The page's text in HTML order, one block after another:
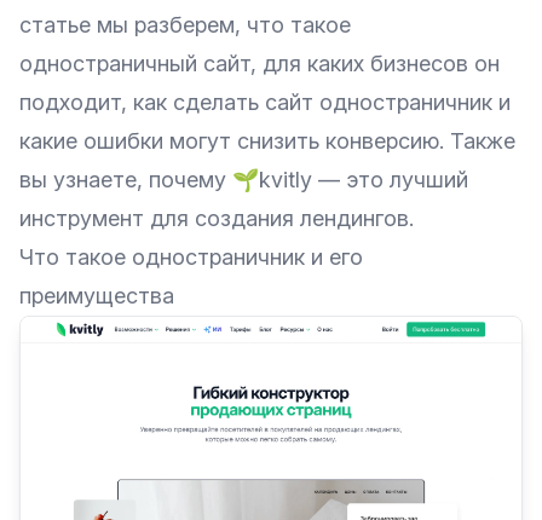
статье мы разберем, что такое
одностраничный сайт, для каких бизнесов он
подходит, как сделать сайт одностраничник и
какие ошибки могут снизить конверсию. Также
вы узнаете, почему 🌱kvitly — это лучший
инструмент для создания лендингов.
Что такое одностраничник и его
преимущества